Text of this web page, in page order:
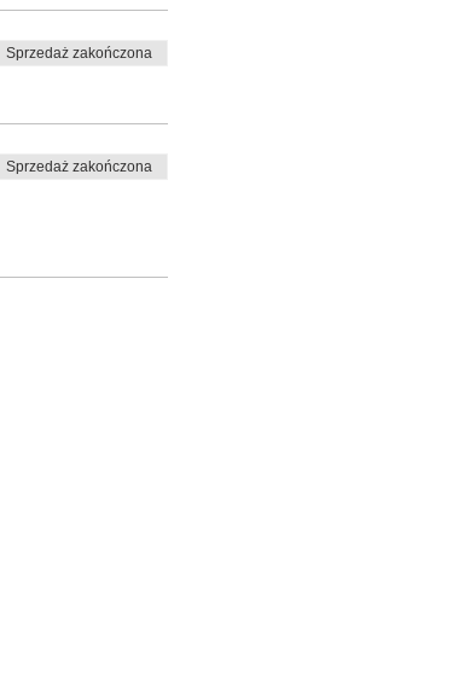
Sprzedaż zakończona
Sprzedaż zakończona